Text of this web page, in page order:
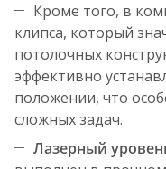
Кроме того, в
клипса, который
потолочных
эффективно
положении, что
сложных задач.
Лазерный